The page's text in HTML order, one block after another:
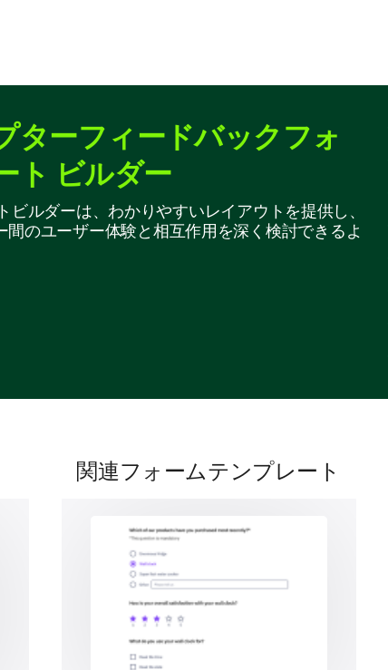
We would like to understand your perspective
functionalities, and overall suitability for your
Please rate how well each feature
all, 5=Excellent)
Feature D
Which features of the product do you
Feature A
Feature B
ターフィードバックフォ
ト ビルダー
ビルダーは、わかりやすいレイアウトを提供し、
間のユーザー体験と相互作用を深く検討できるよ
関連フォームテンプレート